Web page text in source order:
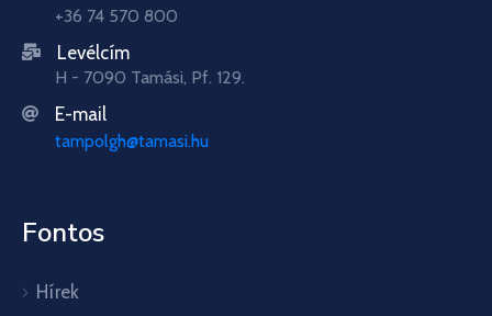
+36 74 570 800
Levélcím
H - 7090 Tamási, Pf. 129.
E-mail
tampolgh@tamasi.hu
Fontos
Hírek